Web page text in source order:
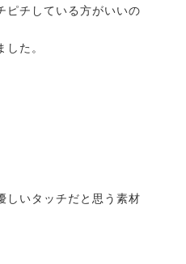
ピチしている方がいいの
た。
しいタッチだと思う素材